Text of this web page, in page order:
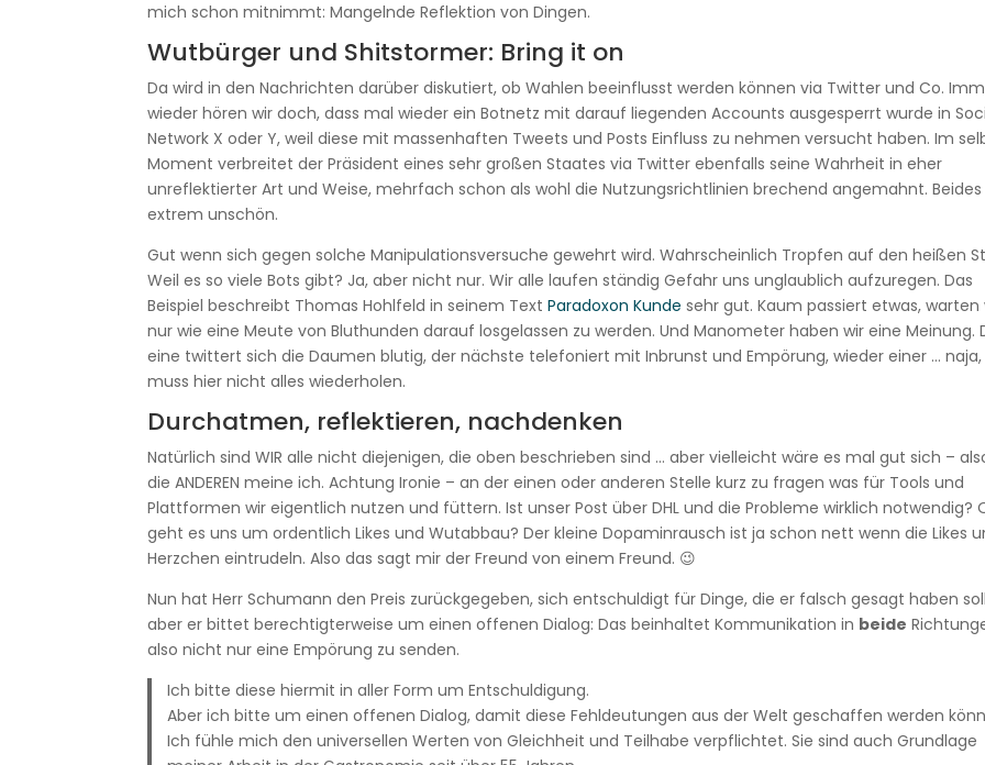
mich schon mitnimmt: Mangelnde Reflektion von Dingen.
Wutbürger und Shitstormer: Bring it on
Da wird in den Nachrichten darüber diskutiert, ob Wahlen beeinflusst werden können via Twitter und Co.
wieder hören wir doch, dass mal wieder ein Botnetz mit darauf liegenden Accounts ausgesperrt wurde in
Network X oder Y, weil diese mit massenhaften Tweets und Posts Einfluss zu nehmen versucht haben. Im
Moment verbreitet der Präsident eines sehr großen Staates via Twitter ebenfalls seine Wahrheit in eher
unreflektierter Art und Weise, mehrfach schon als wohl die Nutzungsrichtlinien brechend angemahnt. Beides
extrem unschön.
Gut wenn sich gegen solche Manipulationsversuche gewehrt wird. Wahrscheinlich Tropfen auf den heißen
Weil es so viele Bots gibt? Ja, aber nicht nur. Wir alle laufen ständig Gefahr uns unglaublich aufzuregen. Das
Beispiel beschreibt Thomas Hohlfeld in seinem TextParadoxon Kunde sehr gut. Kaum passiert etwas, warten
nur wie eine Meute von Bluthunden darauf losgelassen zu werden. Und Manometer haben wir eine Meinung.
eine twittert sich die Daumen blutig, der nächste telefoniert mit Inbrunst und Empörung, wieder einer … naja,
muss hier nicht alles wiederholen.
Durchatmen, reflektieren, nachdenken
Natürlich sind WIR alle nicht diejenigen, die oben beschrieben sind … aber vielleicht wäre es mal gut sich –
die ANDEREN meine ich. Achtung Ironie – an der einen oder anderen Stelle kurz zu fragen was für Tools und
Plattformen wir eigentlich nutzen und füttern. Ist unser Post über DHL und die Probleme wirklich notwendig?
geht es uns um ordentlich Likes und Wutabbau? Der kleine Dopaminrausch ist ja schon nett wenn die Likes
Herzchen eintrudeln. Also das sagt mir der Freund von einem Freund. 😉
Nun hat Herr Schumann den Preis zurückgegeben, sich entschuldigt für Dinge, die er falsch gesagt haben
aber er bittet berechtigterweise um einen offenen Dialog: Das beinhaltet Kommunikation in beide
also nicht nur eine Empörung zu senden.
Ich bitte diese hiermit in aller Form um Entschuldigung.
Aber ich bitte um einen offenen Dialog, damit diese Fehldeutungen aus der Welt geschaffen werden
Ich fühle mich den universellen Werten von Gleichheit und Teilhabe verpflichtet. Sie sind auch Grundlage